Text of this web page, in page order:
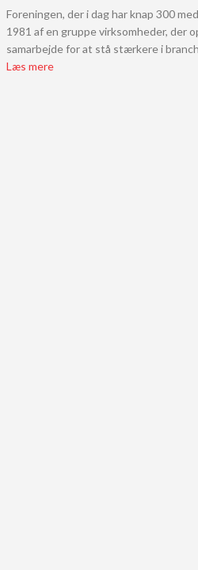
Foreningen, der i dag har knap 300
1981 af en gruppe virksomheder, der
samarbejde for at stå stærkere i
Læs mere